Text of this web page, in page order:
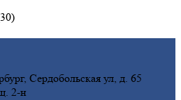
Сердобольская ул, д. 65
2-н